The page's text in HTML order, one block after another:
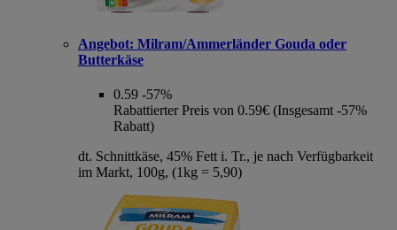
Angebot: Milram/Ammerländer Gouda oder
Butterkäse
0.59 -57%
Rabattierter Preis von 0.59€ (Insgesamt -57%
Rabatt)
dt. Schnittkäse, 45% Fett i. Tr., je nach Verfügbarkeit
im Markt, 100g, (1kg = 5,90)